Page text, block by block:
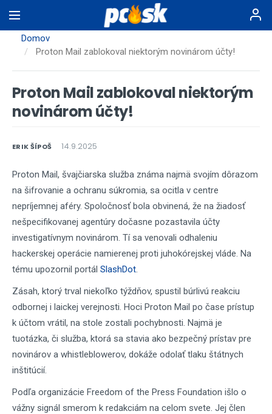
na
hlavnýDomov
Proton Mail zablokoval niektorým novinárom účty!
Proton Mail zablokoval niektorým
novinárom účty!
ERIK ŠÍPOŠ 14.9.2025
Proton Mail, švajčiarska služba známa najmä svojím dôrazom
na šifrovanie a ochranu súkromia, sa ocitla v centre
nepríjemnej aféry. Spoločnosť bola obvinená, že na žiadosť
nešpecifikovanej agentúry dočasne pozastavila účty
investigatívnym novinárom. Tí sa venovali odhaleniu
hackerskej operácie namierenej proti juhokórejskej vláde. Na
tému upozornil portál SlashDot.
Zásah, ktorý trval niekoľko týždňov, spustil búrlivú reakciu
odbornej i laickej verejnosti. Hoci Proton Mail po čase prístup
k účtom vrátil, na stole zostali pochybnosti. Najmä je
tuotázka, či služba, ktorá sa stavia ako bezpečný prístav pre
novinárov a whistleblowerov, dokáže odolať tlaku štátnych
inštitúcií.
Podľa organizácie Freedom of the Press Foundation išlo o
vážny signál smerom k redakciám na celom svete. Jej člen